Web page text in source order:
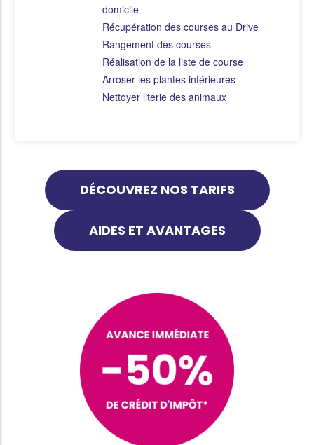
domicile
Récupération des courses au Drive
Rangement des courses
Réalisation de la liste de course
Arroser les plantes intérieures
Nettoyer literie des animaux
DÉCOUVREZ NOS TARIFS
AIDES ET AVANTAGES